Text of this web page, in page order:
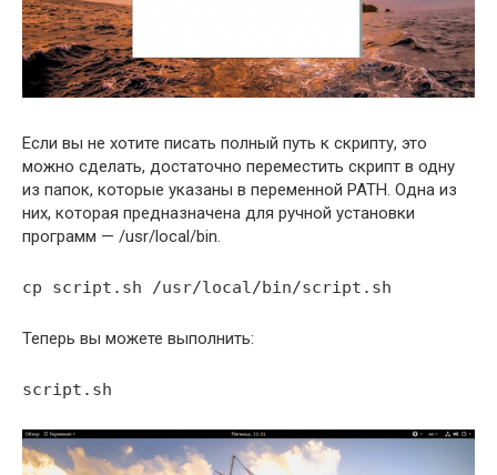
Если вы не хотите писать полный путь к скрипту, это
можно сделать, достаточно переместить скрипт в одну
из папок, которые указаны в переменной PATH. Одна из
них, которая предназначена для ручной установки
программ — /usr/local/bin.
cp script.sh /usr/local/bin/script.sh
Теперь вы можете выполнить:
script.sh